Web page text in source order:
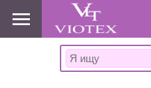
www.viotex37.ru